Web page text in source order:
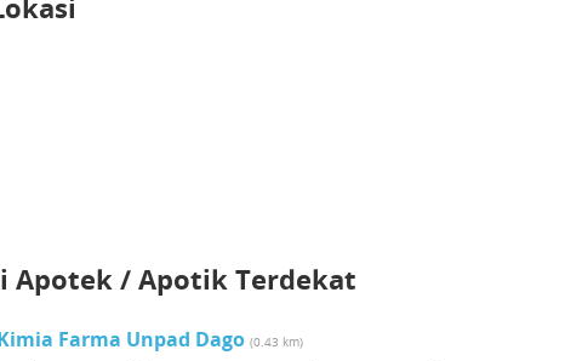
Apotek / Apotik Terdekat
Farma Unpad Dago (0.43 km)